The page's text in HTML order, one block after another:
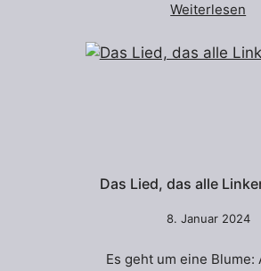
Weiterlesen
Das Lied, das alle
8. Januar 2024
Es geht um eine Blume: